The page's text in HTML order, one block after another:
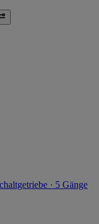
· 5 Gänge